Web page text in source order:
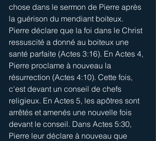
chose dans le sermon de Pierre après
la guérison du mendiant boiteux.
Pierre déclare que la foi dans le Christ
ressuscité a donné au boiteux une
santé parfaite (Actes 3:16). En Actes 4,
Pierre proclame à nouveau la
résurrection (Actes 4:10). Cette fois,
c'est devant un conseil de chefs
religieux. En Actes 5, les apôtres sont
arrêtés et amenés une nouvelle fois
devant le conseil. Dans Actes 5:30,
Pierre leur déclare à nouveau que